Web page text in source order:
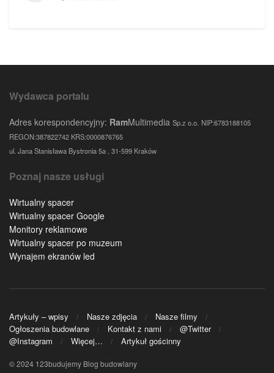
Wydawca portalu
Adres korespondencyjny: RamMultimedia Sp.z o.o. NIP:6783188105
REGON:387822742 KRS:0000876765
ul. Jana Stanisława Bystronia 5a , 31-599 Kraków
Poznaj nasze usługi
Wirtualny spacer
Wirtualny spacer Google
Monitory reklamowe
Wirtualny spacer po muzeum
Wynajem ekranów led
Artykuły – wpisy Nasze zdjęcia
Nasze filmy
Ogłoszenia budowlane
Kontakt z nami
@Twitter
@Instagram
Więcej… Artykuł gościnny
© 2024 123budujemy Blog budowlany